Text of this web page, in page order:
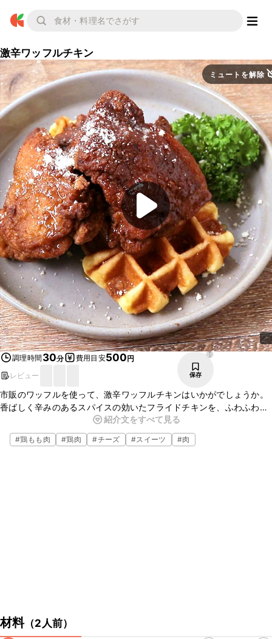
激辛ワッフルチキン
ミュートを解除
調理時間 30分 費用目安500円
レビュー
69
保存
市販のワッフルを使って、激辛ワッフルチキンはいかがでしょうか。
香ばしく辛みのあるスパイスの効いたフライドチキンを、ふわふわの
ワッフルにのせ、甘くて香りの良いメープルシロップをかけると、甘
辛さがたまらない一品になりますよ。ぜひお試しくださいね。
紹介文をすべて見る
#鶏もも肉 #鶏肉 #チーズ #スイーツ #肉
材料（2人前）